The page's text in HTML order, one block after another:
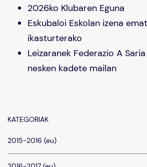
2026ko Klubaren Eguna
Eskubaloi Eskolan izena
ikasturterako
Leizaranek Federazio A
nesken kadete mailan
KATEGORIAK
2015-2016 (eu)